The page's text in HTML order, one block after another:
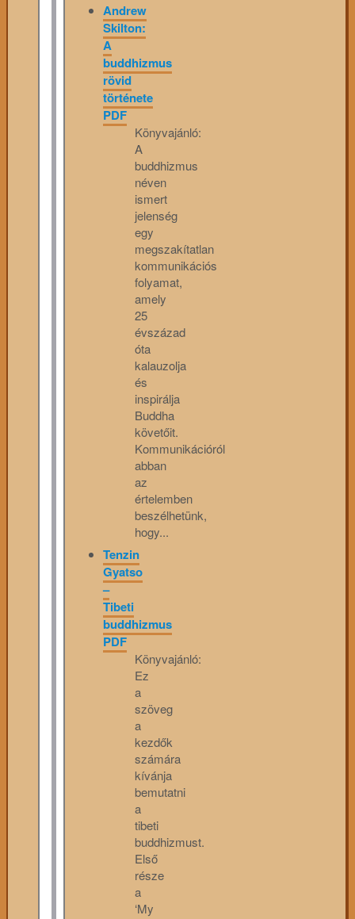
Andrew
Skilton:
A
buddhizmus
rövid
története
PDF
Könyvajánló:
A
buddhizmus
néven
ismert
jelenség
egy
megszakítatlan
kommunikációs
folyamat,
amely
25
évszázad
óta
kalauzolja
és
inspirálja
Buddha
követőit.
Kommunikációról
abban
az
értelemben
beszélhetünk,
hogy...
Tenzin
Gyatso
–
Tibeti
buddhizmus
PDF
Könyvajánló:
Ez
a
szöveg
a
kezdők
számára
kívánja
bemutatni
a
tibeti
buddhizmust.
Első
része
a
‘My